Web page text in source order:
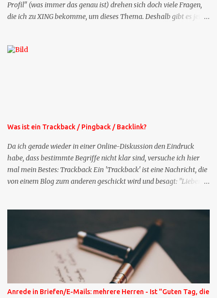
Profil" (was immer das genau ist) drehen sich doch viele Fragen,
die ich zu XING bekomme, um dieses Thema. Deshalb gibt es jetzt
bekommen Sie kostenlos eine weitere Folge. Die Startsequenz ist 16
Was ist ein Trackback / Pingback / Backlink?
Da ich gerade wieder in einer Online-Diskussion den Eindruck
habe, dass bestimmte Begriffe nicht klar sind, versuche ich hier
mal mein Bestes: Trackback Ein 'Trackback' ist eine Nachricht, die
von einem Blog zum anderen geschickt wird und besagt: "Lieber
was ich zu deinem Inhalt zu sagen hatte." Diese
Nachrichtenfunktion wird 'angestoßen' in dem 'mein' Blog an die
'TrackbackURL' des Anderen einen 'Ping' schickt, d.h. ein paar
Parameter übergibt (URL meines Eintrags, Kurzzitat meines
Beitrags). Praktisch muss man nichts Anderes tun, als die
TrackbackURL beim Schreiben meines Beitrags in ein bestimmtes
Anrede in Briefen/E-Mails: mehrere Herren - Ist "Guten Tag, die